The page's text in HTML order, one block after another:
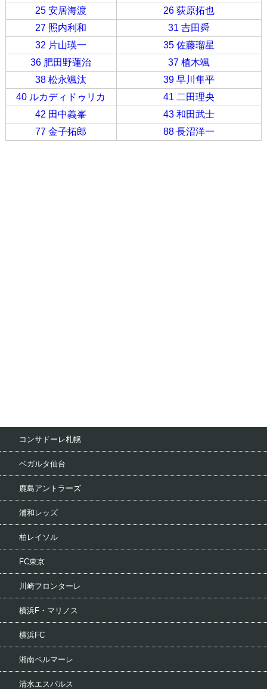
25 安居海渡
26 荻原拓也
27 照内利和
31 吉田舜
32 片山瑛一
35 佐藤瑠星
36 肥田野蓮治
37 植木颯
38 松永颯汰
39 早川隼平
40 ルカディドゥリカ
41 二田理央
42 田中義峯
43 和田武士
77 金子拓郎
88 長沼洋一
コンサドーレ札幌
ベガルタ仙台
鹿島アントラーズ
浦和レッズ
柏レイソル
FC東京
川崎フロンターレ
横浜F・マリノス
横浜FC
湘南ベルマーレ
清水エスパルス